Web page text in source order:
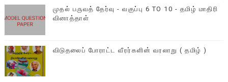
முதல் பருவத் தேர்வு - வகுப்பு 6 TO 10 - தமிழ் மாதிரி
வினாத்தாள்
விடுதலைப் போராட்ட வீரர்களின் வரலாறு ( தமிழ் )